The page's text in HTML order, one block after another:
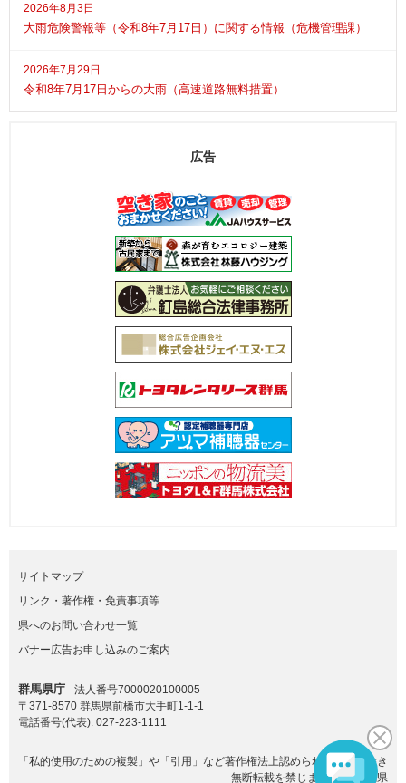
2026年8月3日
大雨危険警報等（令和8年7月17日）に関する情報（危機管理課）
2026年7月29日
令和8年7月17日からの大雨（高速道路無料措置）
広告
サイトマップ
リンク・著作権・免責事項等
県へのお問い合わせ一覧
バナー広告お申し込みのご案内
群馬県庁
法人番号7000020100005
〒371-8570 群馬県前橋市大手町1-1-1
電話番号(代表): 027-223-1111
「私的使用のための複製」や「引用」など著作権法上認められた場合を除き
無断転載を禁じます。(C)群馬県